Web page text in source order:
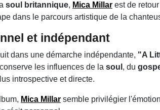
soul britannique, Mica Millar est de
dans le parcours artistique de la
et indépendant
dans une démarche indépendante, "A
les influences de la soul , du
introspective et directe.
Mica Millar semble privilégier